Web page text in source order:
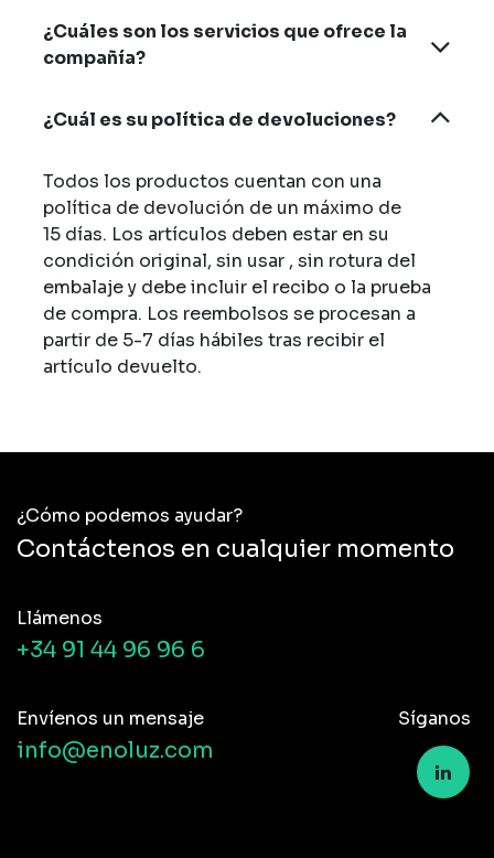
¿Cuáles son los servicios que ofrece la
compañía?
¿Cuál es su política de devoluciones?
Todos los productos cuentan con una
política de devolución de un máximo de
15 días. Los artículos deben estar en su
condición original, sin usar , sin rotura del
embalaje y debe incluir el recibo o la prueba
de compra. Los reembolsos se procesan a
partir de 5-7 días hábiles tras recibir el
artículo devuelto.
¿Cómo podemos ayudar?
Contáctenos en cualquier momento
Llámenos
+34 91 44 96 96 6
Envíenos un mensaje
info@enoluz.com
Síganos